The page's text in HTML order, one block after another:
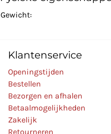
Gewicht:
Klantenservice
Openingstijden
Bestellen
Bezorgen en afhalen
Betaalmogelijkheden
Zakelijk
Retourneren